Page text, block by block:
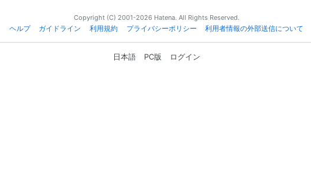
Copyright (C) 2001-2026 Hatena. All Rights Reserved.
ヘルプ
ガイドライン 利用規約 プライバシーポリシー 利用者情報の外部送信について
日本語 PC版 ログイン